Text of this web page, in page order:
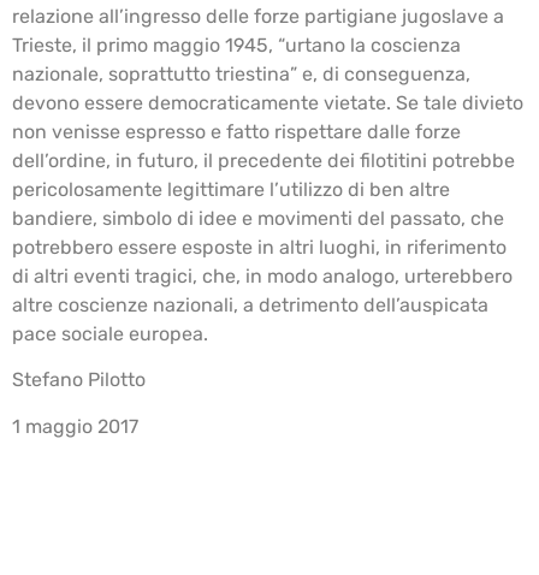
relazione all’ingresso delle forze partigiane jugoslave a
Trieste, il primo maggio 1945, “urtano la coscienza
nazionale, soprattutto triestina” e, di conseguenza,
devono essere democraticamente vietate. Se tale divieto
non venisse espresso e fatto rispettare dalle forze
dell’ordine, in futuro, il precedente dei filotitini potrebbe
pericolosamente legittimare l’utilizzo di ben altre
bandiere, simbolo di idee e movimenti del passato, che
potrebbero essere esposte in altri luoghi, in riferimento
di altri eventi tragici, che, in modo analogo, urterebbero
altre coscienze nazionali, a detrimento dell’auspicata
pace sociale europea.
Stefano Pilotto
1 maggio 2017